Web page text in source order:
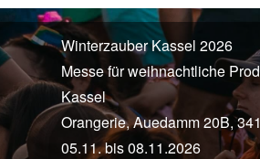
Winterzauber Kassel 2026
Messe für weihnachtliche
Kassel
Orangerie, Auedamm 20B,
05.11. bis 08.11.2026